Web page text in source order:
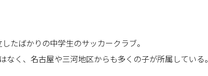
したばかりの中学生のサッカークラブ。
なく、名古屋や三河地区からも多くの子が所属している。